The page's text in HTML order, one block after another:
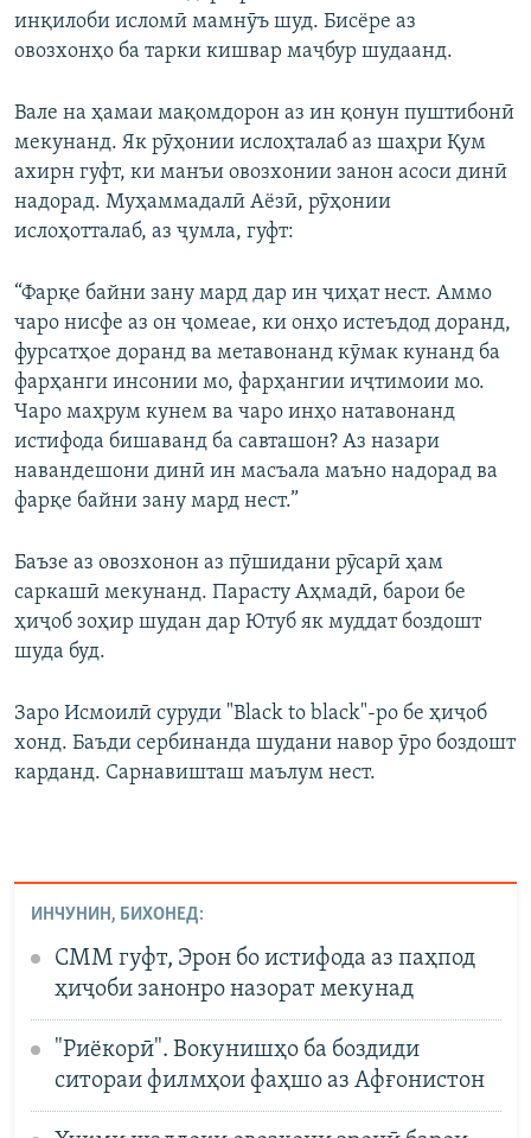
720p 1080p
720p
1080p
инқилоби исломӣ мамнӯъ шуд. Бисёре аз
овозхонҳо ба тарки кишвар маҷбур шудаанд.
Вале на ҳамаи мақомдорон аз ин қонун пуштибонӣ
мекунанд. Як рӯҳонии ислоҳталаб аз шаҳри Қум
ахирн гуфт, ки манъи овозхонии занон асоси динӣ
надорад. Муҳаммадалӣ Аёзӣ, рӯҳонии
ислоҳотталаб, аз ҷумла, гуфт:
“Фарқе байни зану мард дар ин ҷиҳат нест. Аммо
чаро нисфе аз он ҷомеае, ки онҳо истеъдод доранд,
фурсатҳое доранд ва метавонанд кӯмак кунанд ба
фарҳанги инсонии мо, фарҳангии иҷтимоии мо.
Чаро маҳрум кунем ва чаро инҳо натавонанд
истифода бишаванд ба савташон? Аз назари
навандешони динӣ ин масъала маъно надорад ва
фарқе байни зану мард нест.”
Баъзе аз овозхонон аз пӯшидани рӯсарӣ ҳам
саркашӣ мекунанд. Парасту Аҳмадӣ, барои бе
ҳиҷоб зоҳир шудан дар Ютуб як муддат боздошт
шуда буд.
Заро Исмоилӣ суруди "Black to black"-ро бе ҳиҷоб
хонд. Баъди сербинанда шудани навор ӯро боздошт
карданд. Сарнавишташ маълум нест.
ИНЧУНИН, БИХОНЕД:
СММ гуфт, Эрон бо истифода аз паҳпод
ҳиҷоби занонро назорат мекунад
"Риёкорӣ". Вокунишҳо ба боздиди
ситораи филмҳои фаҳшо аз Афғонистон